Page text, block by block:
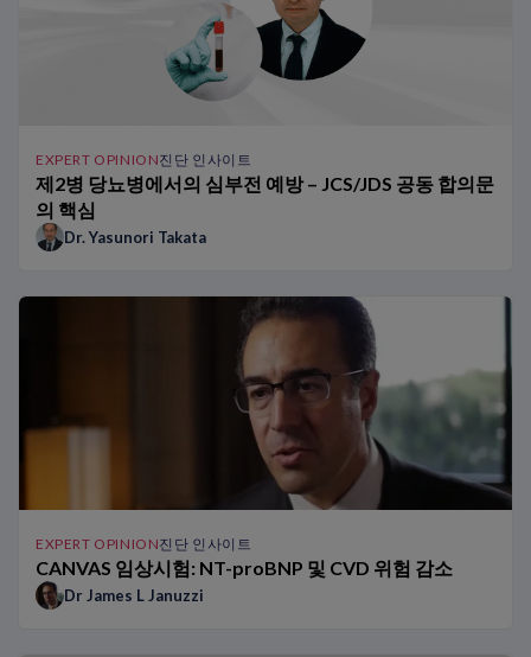
NT-proBNP가 어떻게 차이를 만들어내는가: Dr Richards의 환자
EXPERT OPINION진단 인사이트
제2병 당뇨병에서의 심부전 예방 – JCS/JDS 공동 합의문
의 핵심
Dr. Yasunori Takata
EXPERT OPINION진단 인사이트
CANVAS 임상시험: NT-proBNP 및 CVD 위험 감소
Dr James L Januzzi